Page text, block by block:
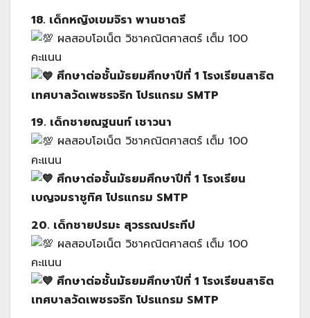
18. เด็กหญิงเขมจิรา พานชาตรี
ผลสอบโอเน็ต วิชาคณิตศาสตร์ เต็ม 100
คะแนน
ศึกษาต่อชั้นมัธยมศึกษาปีที่ 1 โรงเรียนสาธิต
เทศบาลวัดเพชรจริก โปรแกรม SMTP
19. เด็กชายณฐนนท์ เชาวนา
ผลสอบโอเน็ต วิชาคณิตศาสตร์ เต็ม 100
คะแนน
ศึกษาต่อชั้นมัธยมศึกษาปีที่ 1 โรงเรียน
เบญจมราชูทิศ โปรแกรม SMTP
20. เด็กชายปรมะ สุวรรณประทีป
ผลสอบโอเน็ต วิชาคณิตศาสตร์ เต็ม 100
คะแนน
ศึกษาต่อชั้นมัธยมศึกษาปีที่ 1 โรงเรียนสาธิต
เทศบาลวัดเพชรจริก โปรแกรม SMTP